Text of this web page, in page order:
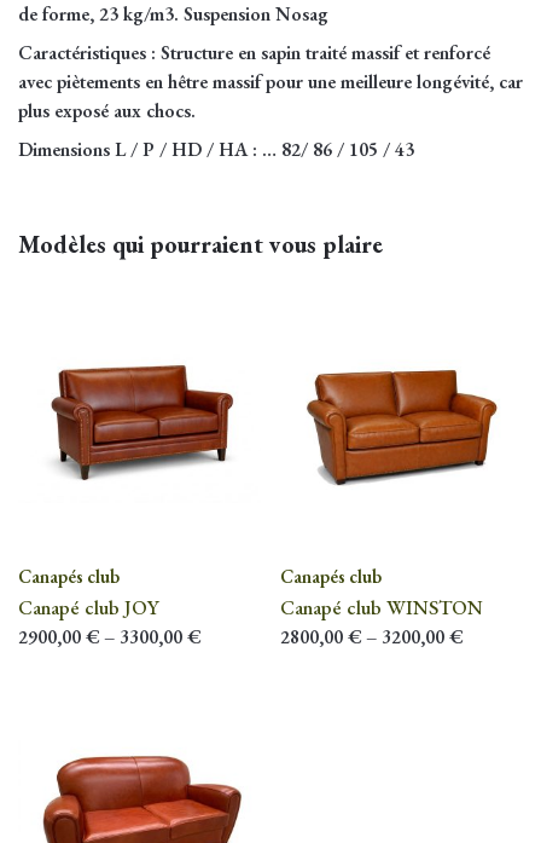
de forme, 23 kg/m3. Suspension Nosag
Caractéristiques : Structure en sapin traité massif et renforcé
avec piètements en hêtre massif pour une meilleure longévité, car
plus exposé aux chocs.
Dimensions L / P / HD / HA: … 82/ 86 / 105 / 43
Modèles qui pourraient vous plaire
Canapés club
Canapé club JOY
2900,00€– 3300,00€
Canapés club
Canapé club WINSTON
2800,00€– 3200,00€